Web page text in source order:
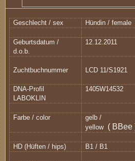
Geschlecht / sex Hündin / female
Geburtsdatum /
d.o.b.
12.12.2011
Zuchtbuchnummer LCD 11/S1921
DNA-Profil
LABOKLIN
1405W14532
Farbe / color
gelb /
yellow ( BBee
HD (Hüften / hips) B1 / B1